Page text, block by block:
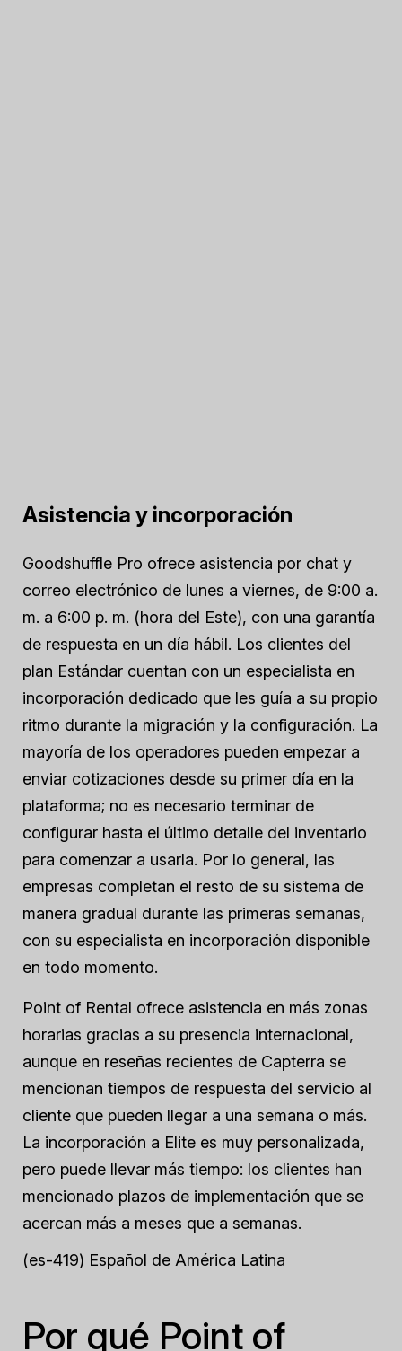
Asistencia y incorporación
Goodshuffle Pro ofrece asistencia por chat y
correo electrónico de lunes a viernes, de 9:00 a.
m. a 6:00 p. m. (hora del Este), con una garantía
de respuesta en un día hábil. Los clientes del
plan Estándar cuentan con un especialista en
incorporación dedicado que les guía a su propio
ritmo durante la migración y la configuración. La
mayoría de los operadores pueden empezar a
enviar cotizaciones desde su primer día en la
plataforma; no es necesario terminar de
configurar hasta el último detalle del inventario
para comenzar a usarla. Por lo general, las
empresas completan el resto de su sistema de
manera gradual durante las primeras semanas,
con su especialista en incorporación disponible
en todo momento.
Point of Rental ofrece asistencia en más zonas
horarias gracias a su presencia internacional,
aunque en reseñas recientes de Capterra se
mencionan tiempos de respuesta del servicio al
cliente que pueden llegar a una semana o más.
La incorporación a Elite es muy personalizada,
pero puede llevar más tiempo: los clientes han
mencionado plazos de implementación que se
acercan más a meses que a semanas.
(es-419) Español de América Latina
Por qué Point of